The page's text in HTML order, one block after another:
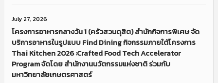
July 27, 2026
โครงการอาหารกลางวัน 1 (ครัวสวนดุสิต) สำนักกิจการพิเศษ จัด
บริการอาหารในรูปแบบ Find Dining กิจกรรมภายใต้โครงการ
Thai Kitchen 2026 :Crafted Food Tech Accelerator
Program จัดโดย สำนักงานนวัตกรรมแห่งชาติ ร่วมกับ
มหาวิทยาลัยเกษตรศาสตร์